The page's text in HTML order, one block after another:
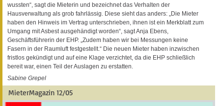
wussten“, sagt die Mieterin und bezeichnet das Verhalten der
Hausverwaltung als grob fahrlässig. Diese sieht das anders: „Die Mieter
haben den Hinweis im Vertrag unterschrieben, ihnen ist ein Merkblatt zum
Umgang mit Asbest ausgehändigt worden“, sagt Anja Ebens,
Geschäftsführerin der EHP. „Zudem haben wir bei Messungen keine
Fasern in der Raumluft festgestellt.“ Die neuen Mieter haben inzwischen
fristlos gekündigt und auf eine Klage verzichtet, da die EHP schließlich
bereit war, einen Teil der Auslagen zu erstatten.
Sabine Grepel
MieterMagazin 12/05